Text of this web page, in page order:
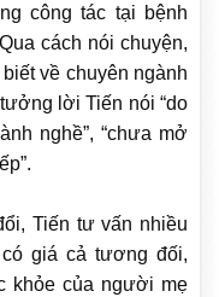
công tác tại bệnh
cách nói chuyện,
về chuyên ngành
lời Tiến nói “do
nghề”, “chưa mở
Tiến tư vấn nhiều
giá cả tương đối,
khỏe của người mẹ